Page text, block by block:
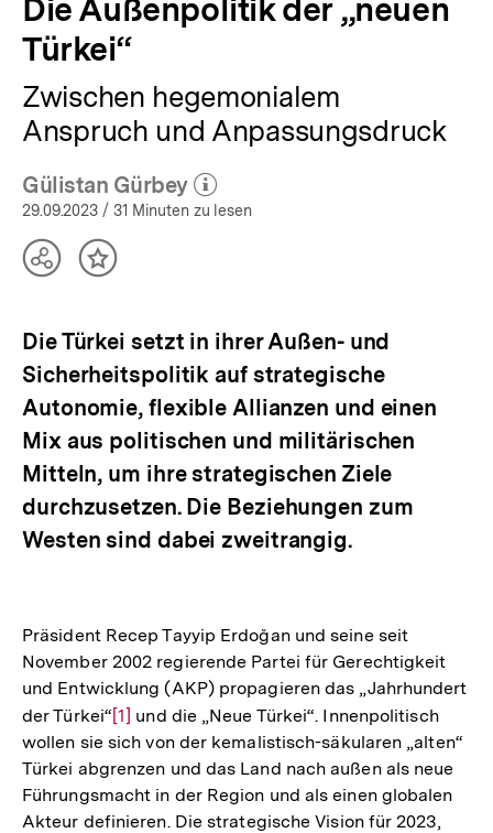
Die Außenpolitik der „neuen
Türkei“
Zwischen hegemonialem
Anspruch und Anpassungsdruck
Gülistan Gürbey
(Mehr zum Autor)
öffnen
29.09.2023 / 31 Minuten zu lesen
TeilenInhalt
Die Türkei setzt in ihrer Außen- und
Sicherheitspolitik auf strategische
Autonomie, flexible Allianzen und einen
Mix aus politischen und militärischen
Mitteln, um ihre strategischen Ziele
durchzusetzen. Die Beziehungen zum
Westen sind dabei zweitrangig.
Präsident Recep Tayyip Erdoğan und seine seit
November 2002 regierende Partei für Gerechtigkeit
und Entwicklung (AKP) propagieren das „Jahrhundert
der Türkei“Zur
Auflösung
der
Fußnote
[1] und die „Neue Türkei“. Innenpolitisch
wollen sie sich von der kemalistisch-säkularen „alten“
Türkei abgrenzen und das Land nach außen als neue
Führungsmacht in der Region und als einen globalen
Akteur definieren. Die strategische Vision für 2023,